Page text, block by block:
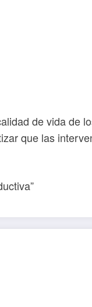
de vida de
que las